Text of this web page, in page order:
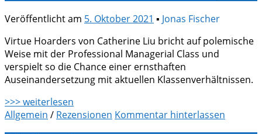
Veröffentlicht am 5. Oktober 2021 ▪ Jonas Fischer
Virtue Hoarders von Catherine Liu bricht auf polemische
Weise mit der Professional Managerial Class und
verspielt so die Chance einer ernsthaften
Auseinandersetzung mit aktuellen Klassenverhältnissen.
>>> weiterlesen
Allgemein / Rezensionen Kommentar hinterlassen